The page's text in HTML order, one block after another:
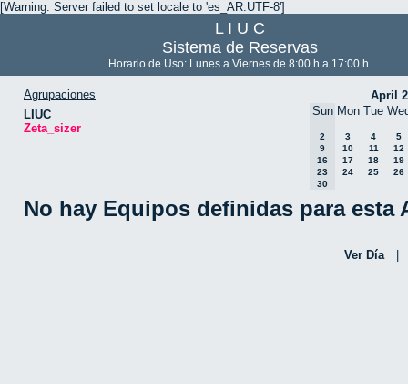
[Warning: Server failed to set locale to 'es_AR.UTF-8']
L I U C
Sistema de Reservas
Horario de Uso: Lunes a Viernes de 8:00 h a 17:00 h.
Agrupaciones
LIUC
Zeta_sizer
April
Sun Mon Tue
2 3 4
5
9
10 11
12
16
17 18
19
23
24 25
26
30
No hay Equipos definidas para esta
Ver Día |